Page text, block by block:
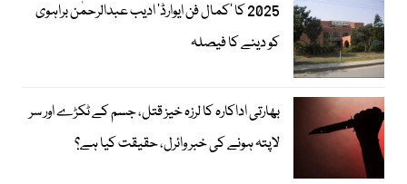
2025 کا ’کمال فن ایوارڈ‘ ادیب عبدالرحمٰن براہوی
کو دینے کا فیصلہ
بھارتی اداکارہ کا لرزہ خیز قتل، جسم کے ٹکڑے اور سر
لاپتہ ہونے کی خبر وائرل، حقیقت کیا ہے؟